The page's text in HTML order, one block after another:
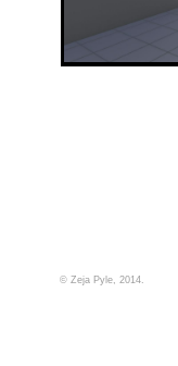
© Zeja Pyle, 2014.